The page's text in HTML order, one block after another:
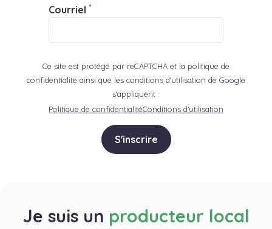
Courriel *
Ce site est protégé par reCAPTCHA et la politique de
confidentialité ainsi que les conditions d'utilisation de Google
s'appliquent :
Politique de confidentialitéConditions d’utilisation
S'inscrire
Je suis un producteur local